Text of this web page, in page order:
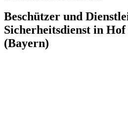
Beschützer und
Sicherheitsdienst in Hof
(Bayern)